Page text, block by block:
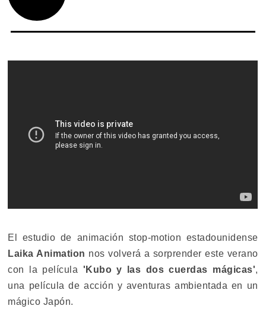
El estudio de animación stop-motion estadounidense
Laika Animation nos volverá a sorprender este verano
con la película 'Kubo y las dos cuerdas mágicas',
una película de acción y aventuras ambientada en un
mágico Japón.